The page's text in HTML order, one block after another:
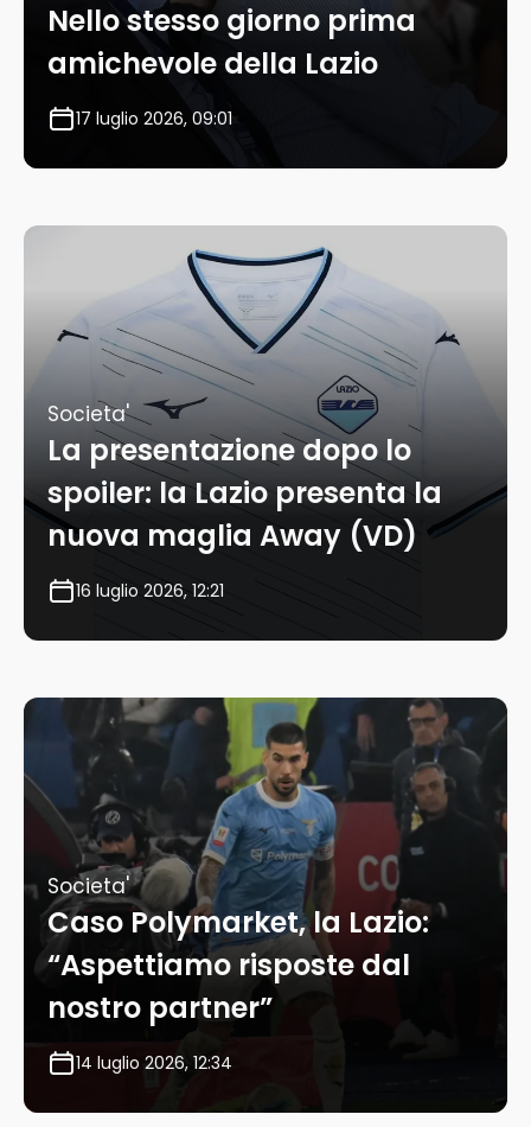
Nello stesso giorno prima
amichevole della Lazio
17 luglio 2026, 09:01
Societa'
La presentazione dopo lo
spoiler: la Lazio presenta la
nuova maglia Away (VD)
16 luglio 2026, 12:21
Societa'
Caso Polymarket, la Lazio:
“Aspettiamo risposte dal
nostro partner”
14 luglio 2026, 12:34